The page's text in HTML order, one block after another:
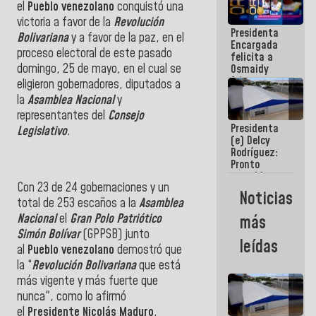
el Pueblo venezolano conquistó una
victoria a favor de la Revolución
Bolivarianay a favor de la paz, en el
proceso electoral de este pasado
domingo, 25 de mayo, en el cual se
eligieron gobernadores, diputados a
la Asamblea Nacionaly
representantes del Consejo
Legislativo.
Con 23 de 24 gobernaciones y un
total de 253 escaños a la Asamblea
Nacionalel Gran Polo Patriótico
Simón Bolívar(GPPSB) junto
al Pueblo venezolano demostró que
la “Revolución Bolivarianaque está
más vigente y más fuerte que
nunca", como lo afirmó
el Presidente Nicolás Maduro.
ejecución de
fondos de
emergencia
post-sismos
Presidenta
Encargada
felicita a
Osmaidy
Arias y
Giraly
Marcano por
hacer
historia en
los
Centroamericanos
Presidenta
(e) Delcy
Rodríguez:
Pronto
restableceremos
las
operaciones
Aeropuerto
Internacional
de
Noticias
más
leídas